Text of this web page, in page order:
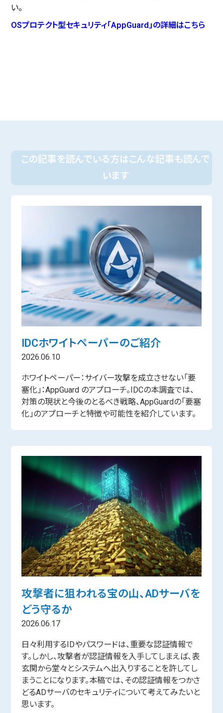
い。
OSプロテクト型セキュリティ「AppGuard」の詳細はこちら
この記事を読んでいる方はこんな記事も読んで
います
IDCホワイトペーパーのご紹介
2026.06.10
ホワイトペーパー：サイバー攻撃を成立させない「要
塞化」：AppGuard のアプローチ。IDCの本調査では、
対策の現状と今後のとるべき戦略、AppGuardの「要塞
化」のアプローチと特徴や可能性を紹介しています。
攻撃者に狙われる宝の山、ADサーバを
どう守るか
2026.06.17
日々利用するIDやパスワードは、重要な認証情報で
す。しかし、攻撃者が認証情報を入手してしまえば、表
玄関から堂々とシステムへ出入りすることを許してし
まうことになります。本稿では、その認証情報をつかさ
どるADサーバのセキュリティについて考えてみたいと
思います。